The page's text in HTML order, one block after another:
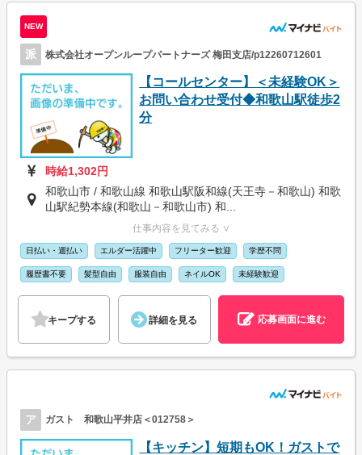
NEW
派 株式会社オープンループパートナーズ 梅田支店/p12260712601
【コールセンター】＜未経験OK＞
お問い合わせ受付◆和歌山駅徒歩2
分
時給1,302円
和歌山市 / 和歌山線 和歌山駅阪和線(天王寺－和歌山) 和歌
山駅紀勢本線(和歌山－和歌山市) 和...
仕事内容を見てみる ∨
日払い・週払い エルダー活躍中 フリーター歓迎 学歴不問
履歴書不要 髪型自由 服装自由 ネイルOK 未経験歓迎
キープする 詳細を見る 応募画面に進む
ア ガスト 和歌山平井店＜012758＞
【キッチン】短期もOK！ガストで